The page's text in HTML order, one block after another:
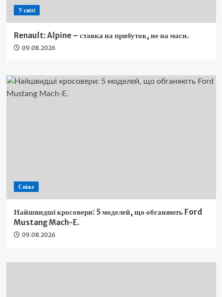
У світі
Renault: Alpine – ставка на прибуток, не на маси.
09.08.2026
Свіже
Найшвидші кросовери: 5 моделей, що обганяють Ford
Mustang Mach-E.
09.08.2026